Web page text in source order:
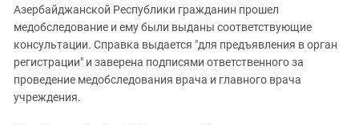
Азербайджанской Республики гражданин прошел
медобследование и ему были выданы соответствующие
консультации. Справка выдается "для предъявления в орган
регистрации" и заверена подписями ответственного за
проведение медобследования врача и главного врача
учреждения.